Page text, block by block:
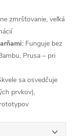
zmršťovanie, veľká
Funguje bez
Prusa – pri
sa osvedčuje
prvkov),